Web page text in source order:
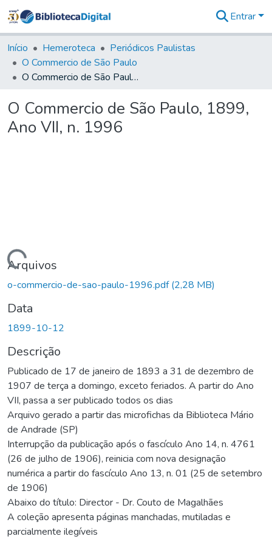
&
Coleções
Tudo na
Biblioteca
Estatísticas
Entrar
Início Hemeroteca
Periódicos Paulistas
O Commercio de São Paulo
O Commercio de São Paulo, 1899, Ano VII, n. 1996
O Commercio de São Paulo, 1899,
Ano VII, n. 1996
Arquivos
o-commercio-de-sao-paulo-1996.pdf(2,28 MB)
Data
1899-10-12
Descrição
Publicado de 17 de janeiro de 1893 a 31 de dezembro de
1907 de terça a domingo, exceto feriados. A partir do Ano
VII, passa a ser publicado todos os dias
Arquivo gerado a partir das microfichas da Biblioteca Mário
de Andrade (SP)
Interrupção da publicação após o fascículo Ano 14, n. 4761
(26 de julho de 1906), reinicia com nova designação
numérica a partir do fascículo Ano 13, n. 01 (25 de setembro
de 1906)
Abaixo do título: Director - Dr. Couto de Magalhães
A coleção apresenta páginas manchadas, mutiladas e
parcialmente ilegíveis